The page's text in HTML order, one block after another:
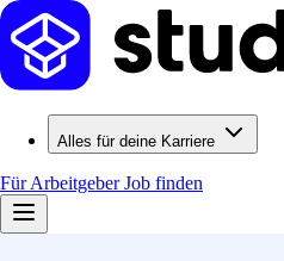
Alles für deine Karriere
Für ArbeitgeberJob finden